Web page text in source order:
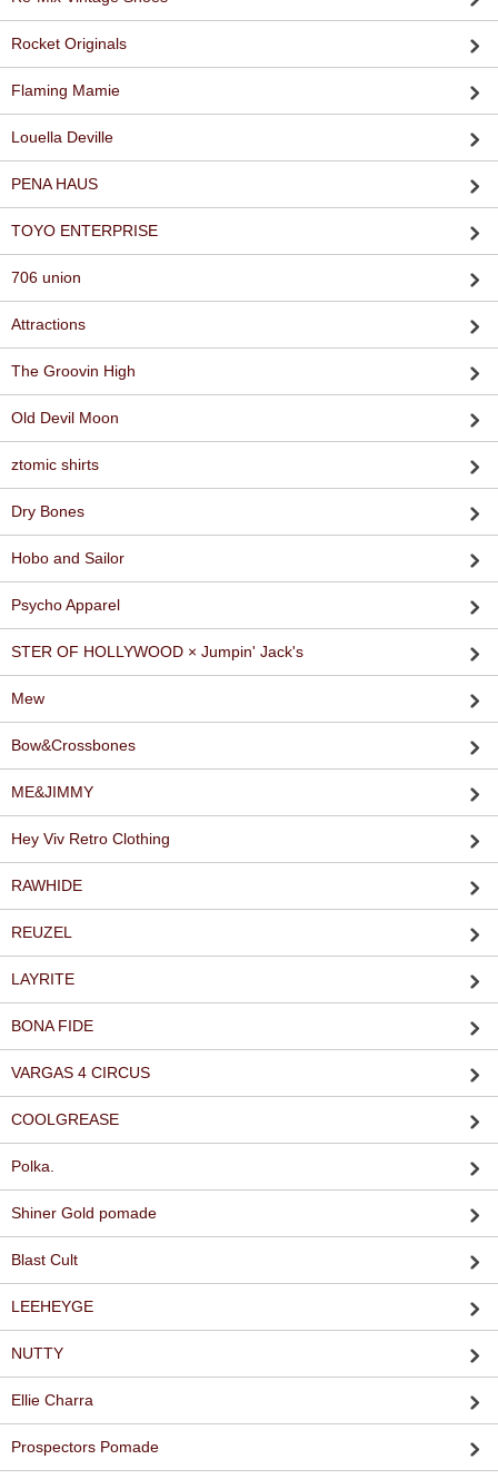
Rocket Originals
Flaming Mamie
Louella Deville
PENA HAUS
TOYO ENTERPRISE
706 union
Attractions
The Groovin High
Old Devil Moon
ztomic shirts
Dry Bones
Hobo and Sailor
Psycho Apparel
STER OF HOLLYWOOD × Jumpin' Jack's
Mew
Bow&Crossbones
ME&JIMMY
Hey Viv Retro Clothing
RAWHIDE
REUZEL
LAYRITE
BONA FIDE
VARGAS 4 CIRCUS
COOLGREASE
Polka.
Shiner Gold pomade
Blast Cult
LEEHEYGE
NUTTY
Ellie Charra
Prospectors Pomade